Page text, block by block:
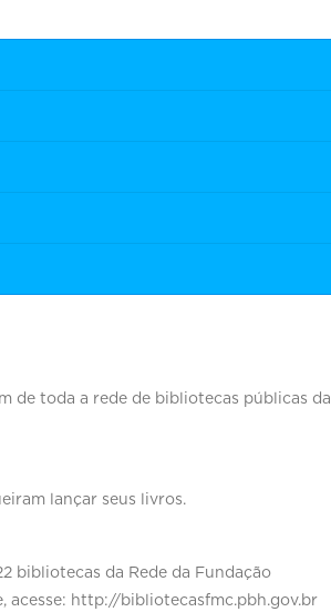
de toda a rede de bibliotecas públicas da
lançar seus livros.
bibliotecas da Rede da Fundação
acesse: http://bibliotecasfmc.pbh.gov.br